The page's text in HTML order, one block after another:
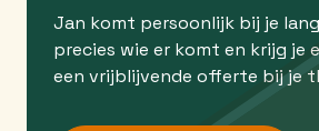
Jan komt persoonlijk bij je
precies wie er komt en krijg je
een vrijblijvende offerte bij je